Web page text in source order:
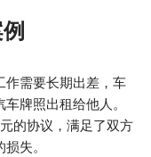
作需要长期出差，车
牌照出租给他人。
的协议，满足了双方
失。